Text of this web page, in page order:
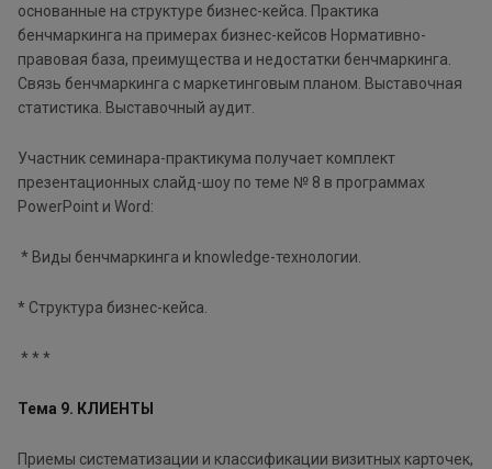
основанные на структуре бизнес-кейса. Практика
бенчмаркинга на примерах бизнес-кейсов Нормативно-
правовая база, преимущества и недостатки бенчмаркинга.
Связь бенчмаркинга с маркетинговым планом. Выставочная
статистика. Выставочный аудит.
Участник семинара-практикума получает комплект
презентационных слайд-шоу по теме № 8 в программах
PowerPoint и Word:
* Виды бенчмаркинга и knowledge-технологии.
* Структура бизнес-кейса.
* * *
Тема 9. КЛИЕНТЫ
Приемы систематизации и классификации визитных карточек,